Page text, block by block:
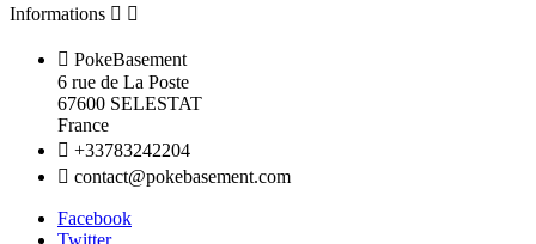
Informations  
 PokeBasement
6 rue de La Poste
67600 SELESTAT
France
 +33783242204
 contact@pokebasement.com
Facebook